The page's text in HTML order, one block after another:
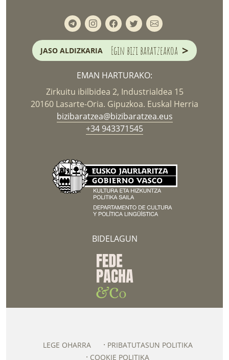
JASO ALDIZKARIA Egin bizi baratzeakoa >
EMAN HARTURAKO:
Zirkuitu ibilbidea 2, Industrialdea 15
20160 Lasarte-Oria. Gipuzkoa. Euskal Herria
bizibaratzea@bizibaratzea.eus
+34 943371545
BIDELAGUN
LEGE OHARRA
PRIBATUTASUN POLITIKA
COOKIE POLITIKA